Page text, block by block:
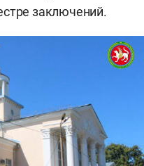
заключений.